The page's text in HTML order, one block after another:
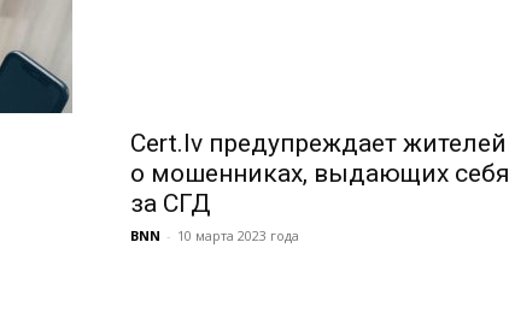
Cert.lv предупреждает жителей
о мошенниках, выдающих себя
за СГД
BNN - 10 марта 2023 года